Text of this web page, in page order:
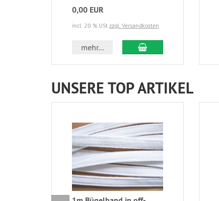
0,00 EUR
incl. 20 % USt zzgl. Versandkosten
mehr... In den Warenkorb
UNSERE TOP ARTIKEL